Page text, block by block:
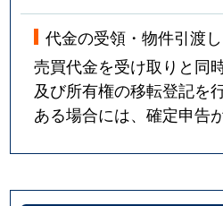
代金の受領・物件引渡し
売買代金を受け取りと同
及び所有権の移転登記を
ある場合には、確定申告